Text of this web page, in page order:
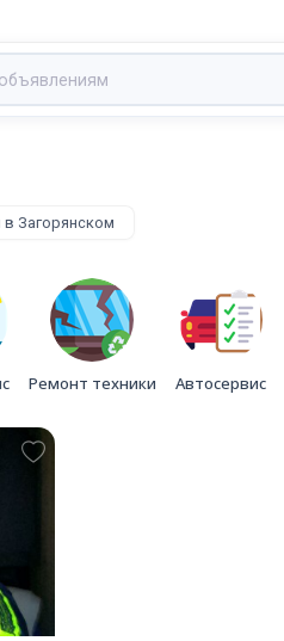
Загорянском
Ремонт техники Автосервис